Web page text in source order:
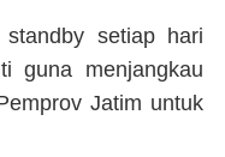
setiap hari
guna menjangkau
Jatim untuk